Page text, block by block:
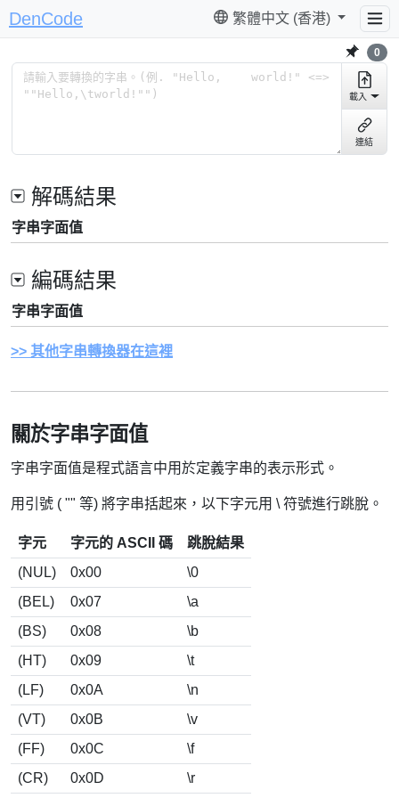
DenCode 繁體中文 (香港)
0
載入
連結
解碼結果
字串字面值
編碼結果
字串字面值
其他字串轉換器在這裡
關於字串字面值
字串字面值是程式語言中用於定義字串的表示形式。
用引號 ( "" 等) 將字串括起來，以下字元用 \ 符號進行跳脫。
字元 字元的 ASCII 碼
跳脫結果
(NUL)
0x00
\0
(BEL)
0x07
\a
(BS)
0x08
\b
(HT)
0x09
\t
(LF)
0x0A
\n
(VT)
0x0B
\v
(FF)
0x0C
\f
(CR)
0x0D \r